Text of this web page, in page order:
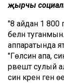
җырчы
"8 айдан 1 800
белән
аппаратында
"Гөлсинә апа,
рәвештә сулый
син әкрен генә